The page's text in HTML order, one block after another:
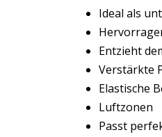
Ideal als
Entzieht
Verstärkte
Elastische
Luftzonen
Passt